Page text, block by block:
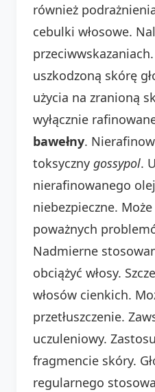
również
cebulki włosowe.
uszkodzoną skórę
użycia na zranioną
wyłącznie
bawełny.
toksyczny gossypol.
nierafinowanego
niebezpieczne.
poważnych
Nadmierne
obciążyć włosy.
włosów cienkich.
przetłuszczenie.
uczuleniowy.
fragmencie skóry.
regularnego